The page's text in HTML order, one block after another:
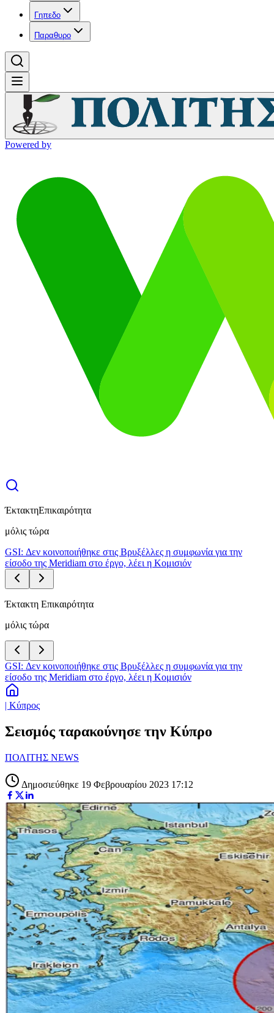
Γηπεδο
Παραθυρο
Powered by
ΈκτακτηΕπικαιρότητα
μόλις τώρα
GSI: Δεν κοινοποιήθηκε στις Βρυξέλλες η συμφωνία για την
είσοδο της Meridiam στο έργο, λέει η Κομισιόν
Έκτακτη Επικαιρότητα
μόλις τώρα
GSI: Δεν κοινοποιήθηκε στις Βρυξέλλες η συμφωνία για την
είσοδο της Meridiam στο έργο, λέει η Κομισιόν
| Κύπρος
Σεισμός ταρακούνησε την Κύπρο
ΠΟΛΙΤΗΣ NEWS
Δημοσιεύθηκε 19 Φεβρουαρίου 2023 17:12